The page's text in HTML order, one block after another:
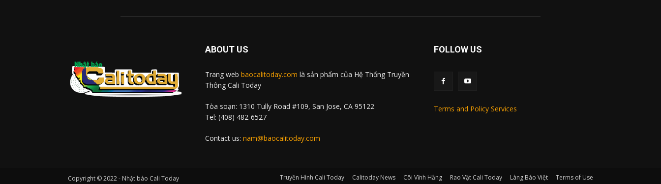
ABOUT US
Trang web baocalitoday.com là sản phẩm của Hệ Thống Truyền
Thông Cali Today
Tòa soạn: 1310 Tully Road #109, San Jose, CA 95122
Tel: (408) 482-6527
Contact us: nam@baocalitoday.com
FOLLOW US
Terms and Policy Services
Copyright © 2022 - Nhật báo Cali Today Truyền Hình Cali Today Calitoday News Cõi Vĩnh Hằng Rao Vặt Cali Today Làng Báo Việt Terms of Use